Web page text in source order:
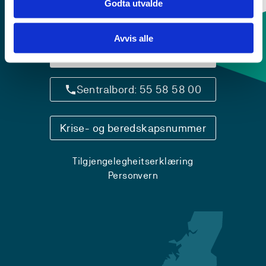
Godta utvalde
Avvis alle
Kontaktinfo og opningstider
Sentralbord: 55 58 58 00
Krise- og beredskapsnummer
Tilgjengelegheitserklæring
Personvern